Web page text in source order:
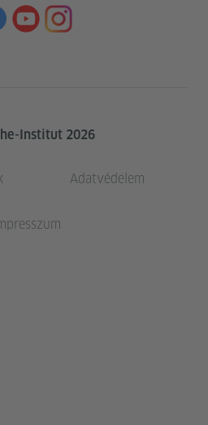
Institut 2026
Adatvédelem